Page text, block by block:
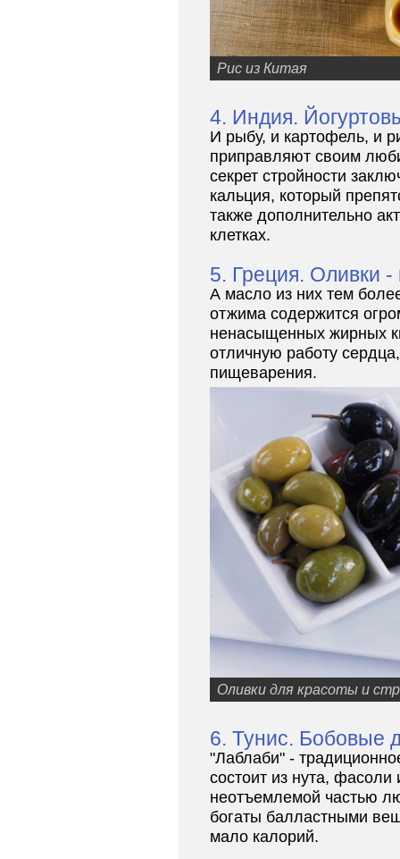
Рис из Китая
4. Индия.
И рыбу, и картофель, и
приправляют своим
секрет стройности
кальция, который
также дополнительно
клетках.
5. Греция. Оливки -
А масло из них тем
отжима содержится
ненасыщенных жирных
отличную работу
пищеварения.
Оливки для красоты и
6. Тунис. Бобовые
"Лаблаби" -
состоит из нута,
неотъемлемой частью
богаты балластными
мало калорий.